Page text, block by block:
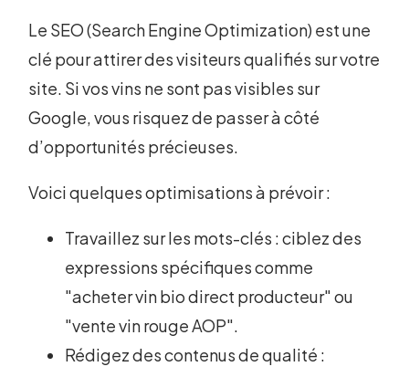
Le SEO (Search Engine Optimization) est une
clé pour attirer des visiteurs qualifiés sur votre
site. Si vos vins ne sont pas visibles sur
Google, vous risquez de passer à côté
d’opportunités précieuses.
Voici quelques optimisations à prévoir :
Travaillez sur les mots-clés : ciblez des
expressions spécifiques comme
"acheter vin bio direct producteur" ou
"vente vin rouge AOP".
Rédigez des contenus de qualité :